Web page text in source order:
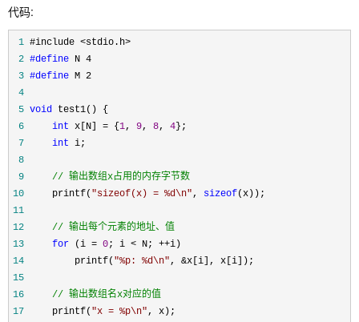
代码:
1
2 #define
3 #define
4
5 void
6
int x[N] = { 1, 9, 8, 4
7
int
8
9
// 输出数组x占用的内存字节数
10
     printf(
"sizeof(x) = %d\n", sizeof
11
12
// 输出每个元素的地址、值
13
for (i = 0; i < N; ++
14
         printf(
"%p: %d\n", &
15
16
// 输出数组名x对应的值
17
     printf(
"x = %p\n"